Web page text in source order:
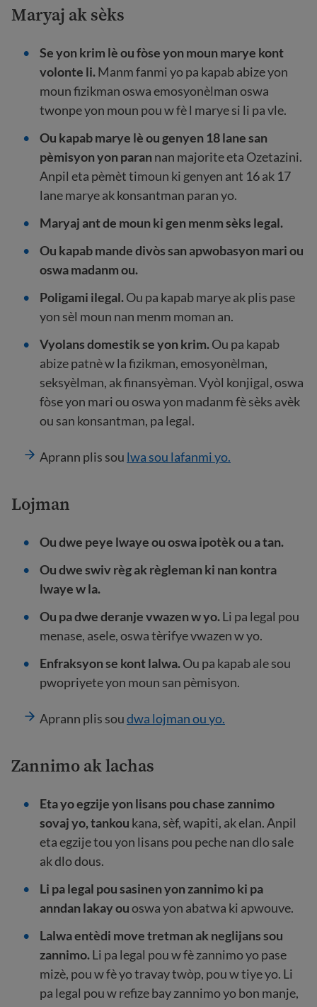
Maryaj ak sèks
Se yon krim lè ou fòse yon moun marye kont
volonte li.Manm fanmi yo pa kapab abize yon
moun fizikman oswa emosyonèlman oswa
twonpe yon moun pou w fè l marye si li pa vle.
Ou kapab marye lè ou genyen 18 lane san
pèmisyon yon paran nan majorite eta Ozetazini.
Anpil eta pèmèt timoun ki genyen ant 16 ak 17
lane marye ak konsantman paran yo.
Maryaj ant de moun ki gen menm sèks legal.
Ou kapab mande divòs san apwobasyon mari ou
oswa madanm ou.
Poligami ilegal.Ou pa kapab marye ak plis pase
yon sèl moun nan menm moman an.
Vyolans domestik se yon krim.Ou pa kapab
abize patnè w la fizikman, emosyonèlman,
seksyèlman, ak finansyèman. Vyòl konjigal, oswa
fòse yon mari ou oswa yon madanm fè sèks avèk
ou san konsantman, pa legal.
Aprann plis sou lwa sou lafanmi yo.
Lojman
Ou dwe peye lwaye ou oswa ipotèk ou a tan.
Ou dwe swiv règ ak règleman ki nan kontra
lwaye w la.
Ou pa dwe deranje vwazen w yo.Li pa legal pou
menase, asele, oswa tèrifye vwazen w yo.
Enfraksyon se kont lalwa.Ou pa kapab ale sou
pwopriyete yon moun san pèmisyon.
Aprann plis soudwa lojman ou yo.
Zannimo ak lachas
Eta yo egzije yon lisans pou chase zannimo
sovaj yo, tankou kana, sèf, wapiti, ak elan. Anpil
eta egzije tou yon lisans pou peche nan dlo sale
ak dlo dous.
Li pa legal pou sasinen yon zannimo ki pa
anndan lakay ouoswa yon abatwa ki apwouve.
Lalwa entèdi move tretman ak neglijans sou
zannimo.Li pa legal pou w fè zannimo yo pase
mizè, pou w fè yo travay twòp, pou w tiye yo. Li
pa legal pou w refize bay zannimo yo bon manje,